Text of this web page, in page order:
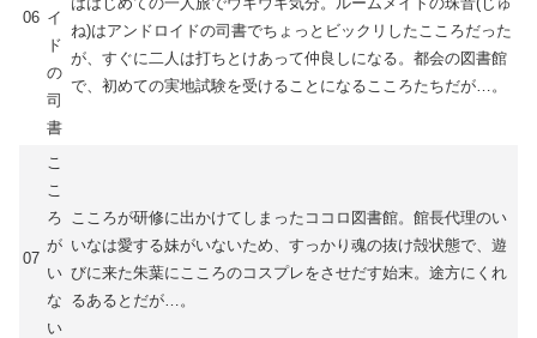
06 イ
ド
の
司
書
ね)はアンドロイドの司書でちょっとビックリしたこころだった
が、すぐに二人は打ちとけあって仲良しになる。都会の図書館
で、初めての実地試験を受けることになるこころたちだが…。
07
こ
こ
ろ
が
い
な
い
こころが研修に出かけてしまったココロ図書館。館長代理のい
いなは愛する妹がいないため、すっかり魂の抜け殻状態で、遊
びに来た朱葉にこころのコスプレをさせだす始末。途方にくれ
るあるとだが…。